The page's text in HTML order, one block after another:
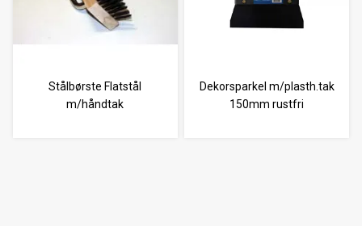
Stålbørste Flatstål
m/håndtak
Dekorsparkel m/plasth.tak
150mm rustfri